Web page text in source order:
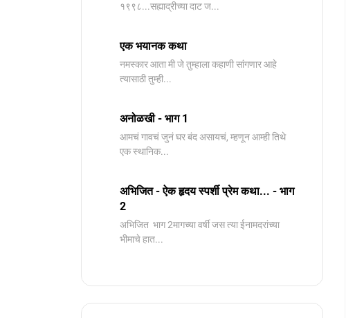
१९९८...सह्याद्रीच्या दाट ज...
एक भयानक कथा
नमस्कार आता मी जे तुम्हाला कहाणी सांगणार आहे
त्यासाठी तुम्ही...
अनोळखी - भाग 1
आमचं गावचं जुनं घर बंद असायचं, म्हणून आम्ही तिथे
एक स्थानिक...
अभिजित - ऐक हृदय स्पर्शी प्रेम कथा... - भाग
2
️अभिजित ️ भाग 2मागच्या वर्षी जस त्या ईनामदरांच्या
भीमाचे हात...